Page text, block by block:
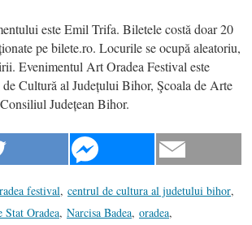
este Emil Trifa. Biletele costă doar 20
pe bilete.ro. Locurile se ocupă aleatoriu,
Evenimentul Art Oradea Festival este
Cultură al Județului Bihor, Şcoala de Arte
Județean Bihor.
festival, centrul de cultura al judetului bihor,
Stat Oradea, Narcisa Badea, oradea,